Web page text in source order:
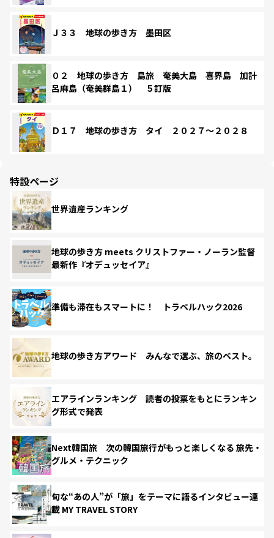
Ｊ３３ 地球の歩き方 墨田区
０２ 地球の歩き方 島旅 奄美大島 喜界島 加計
呂麻島（奄美群島１） ５訂版
Ｄ１７ 地球の歩き方 タイ ２０２７～２０２８
特設ページ
世界遺産ランキング
地球の歩き方 meets クリストファー・ノーラン監督
最新作『オデュッセイア』
準備も滞在もスマートに！ トラベルハック2026
地球の歩き方アワード みんなで選ぶ、旅のベスト。
エアラインランキング 読者の投票をもとにランキン
グ形式で発表
Next韓国旅 次の韓国旅行がもっと楽しくなる 旅先・
グルメ・テクニック
旬な“あの人”が「旅」をテーマに語るインタビュー連
載 MY TRAVEL STORY